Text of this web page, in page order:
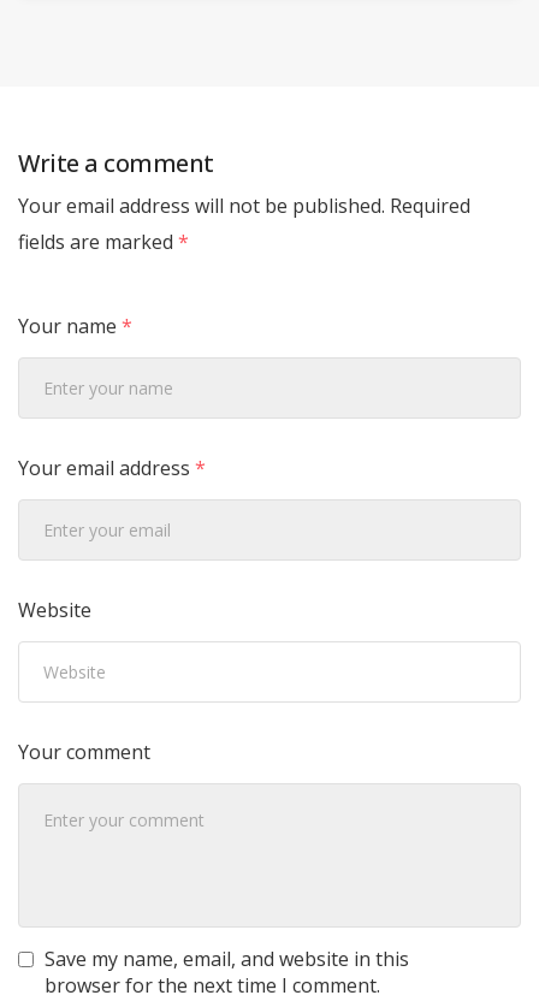
Write a comment
Your email address will not be published. Required
fields are marked *
Your name *
Your email address *
Website
Your comment
Save my name, email, and website in this
browser for the next time I comment.